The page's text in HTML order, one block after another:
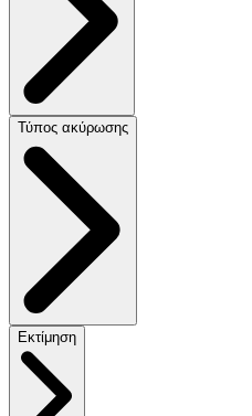
Τύπος ακύρωσης
Εκτίμηση